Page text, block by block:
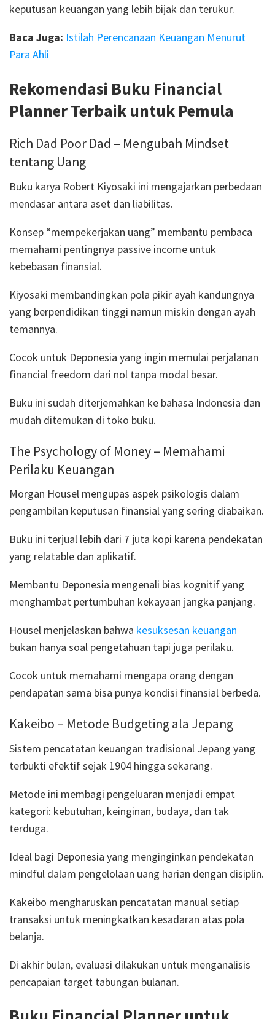
keputusan keuangan yang lebih bijak dan terukur.
Baca Juga: Istilah Perencanaan Keuangan Menurut
Para Ahli
Rekomendasi Buku Financial
Planner Terbaik untuk Pemula
Rich Dad Poor Dad – Mengubah Mindset
tentang Uang
Buku karya Robert Kiyosaki ini mengajarkan perbedaan
mendasar antara aset dan liabilitas.
Konsep “mempekerjakan uang” membantu pembaca
memahami pentingnya passive income untuk
kebebasan finansial.
Kiyosaki membandingkan pola pikir ayah kandungnya
yang berpendidikan tinggi namun miskin dengan ayah
temannya.
Cocok untuk Deponesia yang ingin memulai perjalanan
financial freedom dari nol tanpa modal besar.
Buku ini sudah diterjemahkan ke bahasa Indonesia dan
mudah ditemukan di toko buku.
The Psychology of Money – Memahami
Perilaku Keuangan
Morgan Housel mengupas aspek psikologis dalam
pengambilan keputusan finansial yang sering diabaikan.
Buku ini terjual lebih dari 7 juta kopi karena pendekatan
yang relatable dan aplikatif.
Membantu Deponesia mengenali bias kognitif yang
menghambat pertumbuhan kekayaan jangka panjang.
Housel menjelaskan bahwa kesuksesan keuangan
bukan hanya soal pengetahuan tapi juga perilaku.
Cocok untuk memahami mengapa orang dengan
pendapatan sama bisa punya kondisi finansial berbeda.
Kakeibo – Metode Budgeting ala Jepang
Sistem pencatatan keuangan tradisional Jepang yang
terbukti efektif sejak 1904 hingga sekarang.
Metode ini membagi pengeluaran menjadi empat
kategori: kebutuhan, keinginan, budaya, dan tak
terduga.
Ideal bagi Deponesia yang menginginkan pendekatan
mindful dalam pengelolaan uang harian dengan disiplin.
Kakeibo mengharuskan pencatatan manual setiap
transaksi untuk meningkatkan kesadaran atas pola
belanja.
Di akhir bulan, evaluasi dilakukan untuk menganalisis
pencapaian target tabungan bulanan.